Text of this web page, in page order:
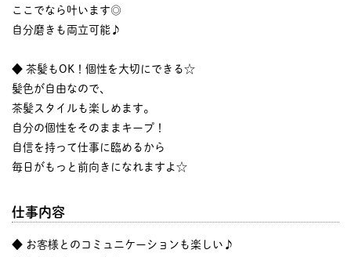
ここでなら叶います◎
自分磨きも両立可能♪
◆ 茶髪もOK！個性を大切にできる☆
髪色が自由なので、
茶髪スタイルも楽しめます。
自分の個性をそのままキープ！
自信を持って仕事に臨めるから
毎日がもっと前向きになれますよ☆
仕事内容
◆ お客様とのコミュニケーションも楽しい♪